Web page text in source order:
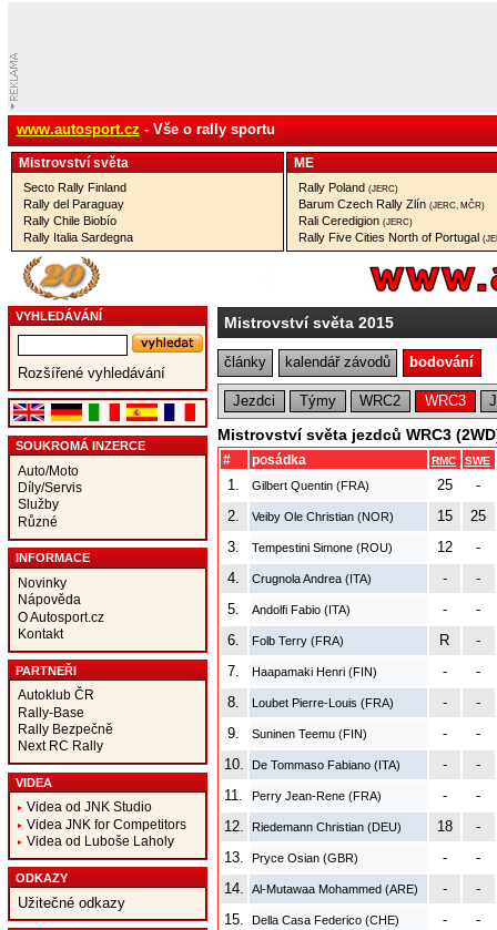
www.autosport.cz - Vše o rally sportu
Mistrovství­ světa
Secto Rally Finland
Rally del Paraguay
Rally Chile Biobío
Rally Italia Sardegna
ME
Rally Poland (JERC)
Barum Czech Rally Zlín (JERC, MČR)
Rali Ceredigion (JERC)
Rally Five Cities North of Portugal
VYHLEDÁVÁNÍ
Rozšířené vyhledávání
SOUKROMÁ INZERCE
Auto/Moto
Díly/Servis
Služby
Různé
INFORMACE
Novinky
Nápověda
O Autosport.cz
Kontakt
PARTNEŘI
Autoklub ČR
Rally-Base
Rally Bezpečně
Next RC Rally
VIDEA
Videa od JNK Studio
Videa JNK for Competitors
Videa od Luboše Laholy
ODKAZY
Užitečné odkazy
Mistrovství světa 2015
články kalendář závodů bodování
Jezdci Týmy WRC2 WRC3
Mistrovství světa jezdců WRC3
# posádka RMC SWE
1. Gilbert Quentin (FRA) 25
-
2.
Veiby Ole Christian (NOR) 15
25
3.
Tempestini Simone (ROU) 12
-
4.
Crugnola Andrea (ITA) -
-
5.
Andolfi Fabio (ITA) -
-
6.
Folb Terry (FRA) R
-
7.
Haapamaki Henri (FIN) -
-
8.
Loubet Pierre-Louis (FRA) -
-
9.
Suninen Teemu (FIN) -
-
10.
De Tommaso Fabiano (ITA) -
-
11.
Perry Jean-Rene (FRA) -
-
12.
Riedemann Christian (DEU) 18
-
13.
Pryce Osian (GBR) -
-
14.
Al-Mutawaa Mohammed (ARE) -
-
15.
Della Casa Federico (CHE) -
-